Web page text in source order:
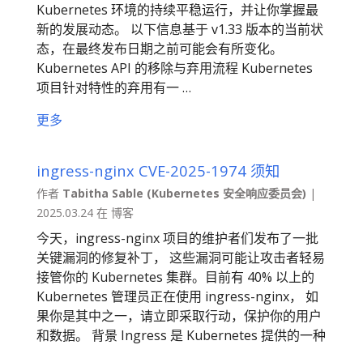
Kubernetes 环境的持续平稳运行，并让你掌握最
新的发展动态。 以下信息基于 v1.33 版本的当前状
态，在最终发布日期之前可能会有所变化。
Kubernetes API 的移除与弃用流程 Kubernetes
项目针对特性的弃用有一 …
更多
ingress-nginx CVE-2025-1974 须知
作者 Tabitha Sable (Kubernetes 安全响应委员会) |
2025.03.24 在 博客
今天，ingress-nginx 项目的维护者们发布了一批
关键漏洞的修复补丁， 这些漏洞可能让攻击者轻易
接管你的 Kubernetes 集群。目前有 40% 以上的
Kubernetes 管理员正在使用 ingress-nginx， 如
果你是其中之一，请立即采取行动，保护你的用户
和数据。 背景 Ingress 是 Kubernetes 提供的一种